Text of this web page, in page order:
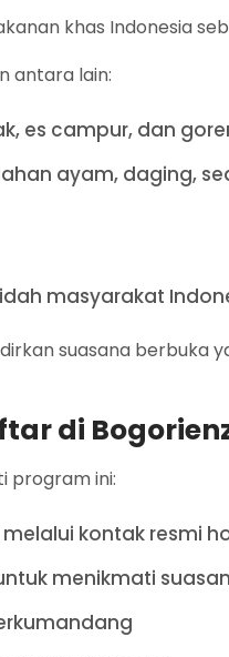
khas Indonesia
antara lain:
es campur, dan
ayam, daging,
masyarakat
suasana berbuka
di
program ini:
kontak resmi
menikmati